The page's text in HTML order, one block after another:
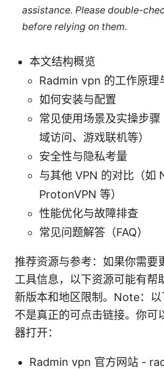
assistance. Please double-
before relying on them.
本文结构概览
Radmin vpn 的工作原理
如何安装与配置
常见使用场景及实操步
域访问、游戏联机等）
安全性与隐私考量
与其他 VPN 的对比（如
ProtonVPN 等）
性能优化与故障排查
常见问题解答（FAQ）
推荐资源与参考：如果你需要
工具信息，以下资源可能有帮
新版本和地区限制。Note：以
不是真正的可点击链接。你可
器打开：
Radmin vpn 官方网站 -